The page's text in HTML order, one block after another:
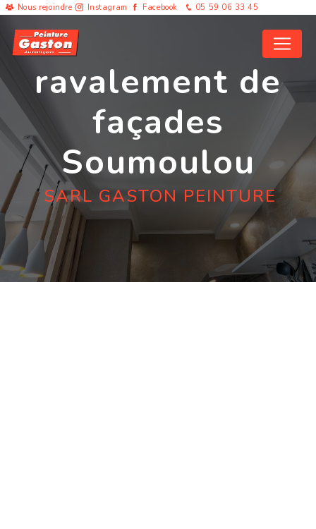
Nous rejoindre Instagram Facebook 05 59 06 33 45
ravalement de
façades
Soumoulou
SARL GASTON PEINTURE
Panneau de gestion des cookies